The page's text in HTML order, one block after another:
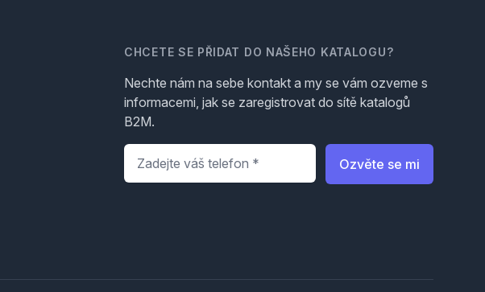
CHCETE SE PŘIDAT DO NAŠEHO KATALOGU?
Nechte nám na sebe kontakt a my se vám ozveme s
informacemi, jak se zaregistrovat do sítě katalogů
B2M.
Telefon
Ozvěte se mi